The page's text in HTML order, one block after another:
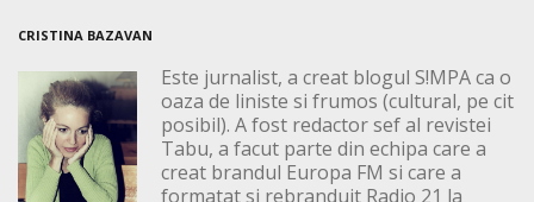
CRISTINA BAZAVAN
Este jurnalist, a creat blogul S!MPA ca o
oaza de liniste si frumos (cultural, pe cit
posibil). A fost redactor sef al revistei
Tabu, a facut parte din echipa care a
creat brandul Europa FM si care a
formatat si rebranduit Radio 21 la